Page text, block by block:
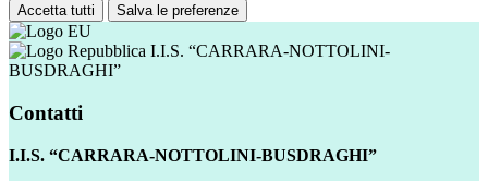
Accetta tutti Salva le preferenze
I.I.S. “CARRARA-NOTTOLINI-
BUSDRAGHI”
Contatti
I.I.S. “CARRARA-NOTTOLINI-BUSDRAGHI”